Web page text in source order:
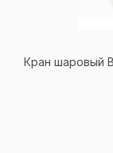
Кран шаровый